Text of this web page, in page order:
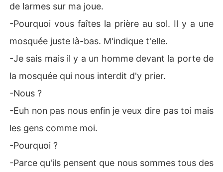
de larmes sur ma joue.
-Pourquoi vous faîtes la prière au sol. Il y a une
mosquée juste là-bas. M'indique t'elle.
-Je sais mais il y a un homme devant la porte de
la mosquée qui nous interdit d'y prier.
-Nous ?
-Euh non pas nous enfin je veux dire pas toi mais
les gens comme moi.
-Pourquoi ?
-Parce qu'ils pensent que nous sommes tous des